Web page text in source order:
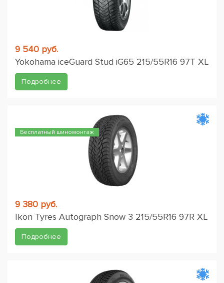
9 540 руб.
Yokohama iceGuard Stud iG65 215/55R16 97T XL
Подробнее
Бесплатный шиномонтаж
9 380 руб.
Ikon Tyres Autograph Snow 3 215/55R16 97R XL
Подробнее